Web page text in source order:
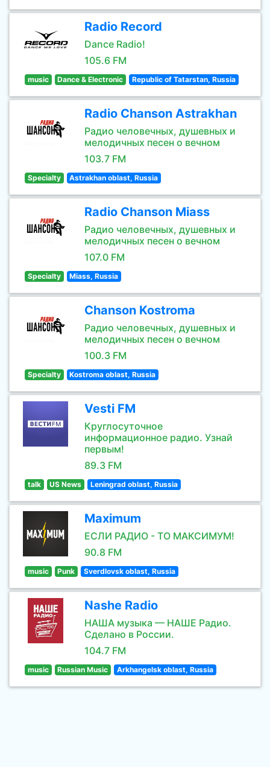
Radio Record
Dance Radio!
105.6 FM
music Dance & Electronic Republic of Tatarstan, Russia
Radio Chanson Astrakhan
Радио человечных, душевных и
мелодичных песен о вечном
103.7 FM
Specialty Astrakhan oblast, Russia
Radio Chanson Miass
Радио человечных, душевных и
мелодичных песен о вечном
107.0 FM
Specialty Miass, Russia
Chanson Kostroma
Радио человечных, душевных и
мелодичных песен о вечном
100.3 FM
Specialty Kostroma oblast, Russia
Vesti FM
Круглосуточное
информационное радио. Узнай
первым!
89.3 FM
talk US News Leningrad oblast, Russia
Maximum
ЕСЛИ РАДИО - ТО МАКСИМУМ!
90.8 FM
music Punk Sverdlovsk oblast, Russia
Nashe Radio
НАША музыка — НАШЕ Радио.
Сделано в России.
104.7 FM
music Russian Music Arkhangelsk oblast, Russia